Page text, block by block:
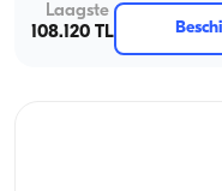
Laagste
108.120 TL